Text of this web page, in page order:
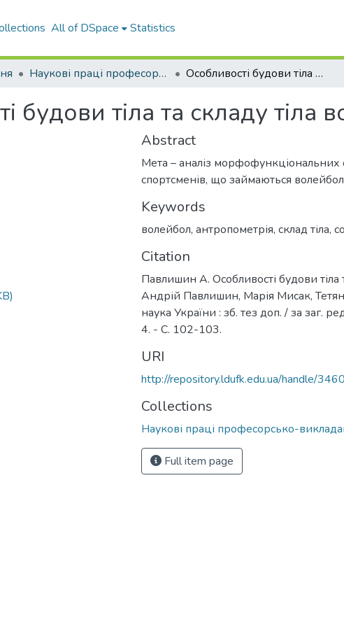
All of DSpace Statistics
Наукові праці професорсько-викладацького складу ЛДУФК Особливості будови тіла та складу тіла волейболістів
будови тіла та складу тіла
Abstract
Мета – аналіз морфофункціональних
спортсменів, що займаються
Keywords
волейбол, антропометрія, склад тіла,
Citation
Павлишин А. Особливості будови тіла
Андрій Павлишин, Марія Мисак,
наука України : зб. тез доп. / за заг.
4. - С. 102-103.
URI
http://repository.ldufk.edu.ua/handle/
Collections
Наукові праці професорсько-
Full item page